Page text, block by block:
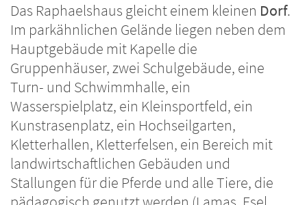
Das Raphaelshaus gleicht einem kleinen Dorf.
Im parkähnlichen Gelände liegen neben dem
Hauptgebäude mit Kapelle die
Gruppenhäuser, zwei Schulgebäude, eine
Turn- und Schwimmhalle, ein
Wasserspielplatz, ein Kleinsportfeld, ein
Kunstrasenplatz, ein Hochseilgarten,
Kletterhallen, Kletterfelsen, ein Bereich mit
landwirtschaftlichen Gebäuden und
Stallungen für die Pferde und alle Tiere, die